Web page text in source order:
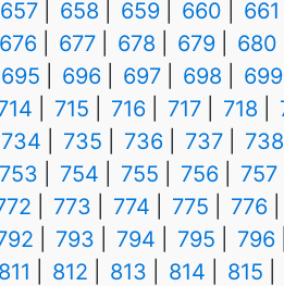
657 658 659 660
661
676 677 678 679
680
695 696 697 698
699
715 716 717 718
734 735 736 737
738
753 754 755 756
757
773 774 775
776
793 794 795
796
811 812 813 814
815